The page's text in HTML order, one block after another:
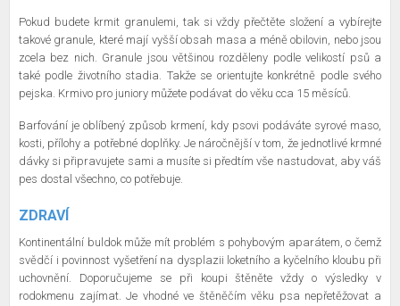
Pokud budete krmit granulemi, tak si vždy přečtěte složení a vybírejte
takové granule, které mají vyšší obsah masa a méně obilovin, nebo jsou
zcela bez nich. Granule jsou většinou rozděleny podle velikostí psů a
také podle životního stadia. Takže se orientujte konkrétně podle svého
pejska. Krmivo pro juniory můžete podávat do věku cca 15 měsíců.
Barfování je oblíbený způsob krmení, kdy psovi podáváte syrové maso,
kosti, přílohy a potřebné doplňky. Je náročnější v tom, že jednotlivé krmné
dávky si připravujete sami a musíte si předtím vše nastudovat, aby váš
pes dostal všechno, co potřebuje.
ZDRAVÍ
Kontinentální buldok může mít problém s pohybovým aparátem, o čemž
svědčí i povinnost vyšetření na dysplazii loketního a kyčelního kloubu při
uchovnění. Doporučujeme se při koupi štěněte vždy o výsledky v
rodokmenu zajímat. Je vhodné ve štěněčím věku psa nepřetěžovat a